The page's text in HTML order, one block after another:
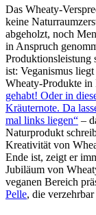
Das Wheaty-
keine
abgeholzt, noch
in Anspruch
Produktionsleistung
ist: Veganismus
Wheaty-Produkte
gehabt! Oder in
Kräuternote. Da
mal links liegen“ –
Naturprodukt
Kreativität von
Ende ist, zeigt er
Jubiläum von
veganen Bereich
Pelle, die